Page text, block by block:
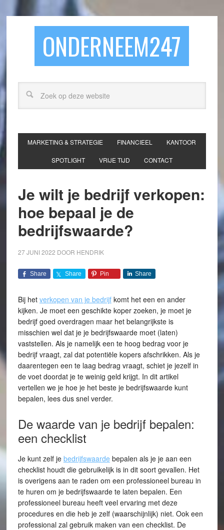
ONDERNEEM247
MARKETING & STRATEGIE FINANCIEEL KANTOOR
SPOTLIGHT VRIJE TIJD CONTACT
Je wilt je bedrijf verkopen:
hoe bepaal je de
bedrijfswaarde?
27 JUNI 2022 DOOR HENDRIK
Share Share Pin Share
Bij het verkopen van je bedrijfkomt het een en ander
kijken. Je moet een geschikte koper zoeken, je moet je
bedrijf goed overdragen maar het belangrijkste is
misschien wel dat je je bedrijfswaarde moet (laten)
vaststellen. Als je namelijk een te hoog bedrag voor je
bedrijf vraagt, zal dat potentiële kopers afschrikken. Als je
daarentegen een te laag bedrag vraagt, schiet je jezelf in
de voet doordat je te weinig geld krijgt. In dit artikel
vertellen we je hoe je het beste je bedrijfswaarde kunt
bepalen, lees dus snel verder.
De waarde van je bedrijf bepalen:
een checklist
Je kunt zelf je bedrijfswaarde bepalen als je je aan een
checklist houdt die gebruikelijk is in dit soort gevallen. Het
is overigens aan te raden om een professioneel bureau in
te huren om je bedrijfswaarde te laten bepalen. Een
professioneel bureau heeft veel ervaring met deze
procedures en die heb je zelf (waarschijnlijk) niet. Ook een
professional zal gebruik maken van een checklist. De